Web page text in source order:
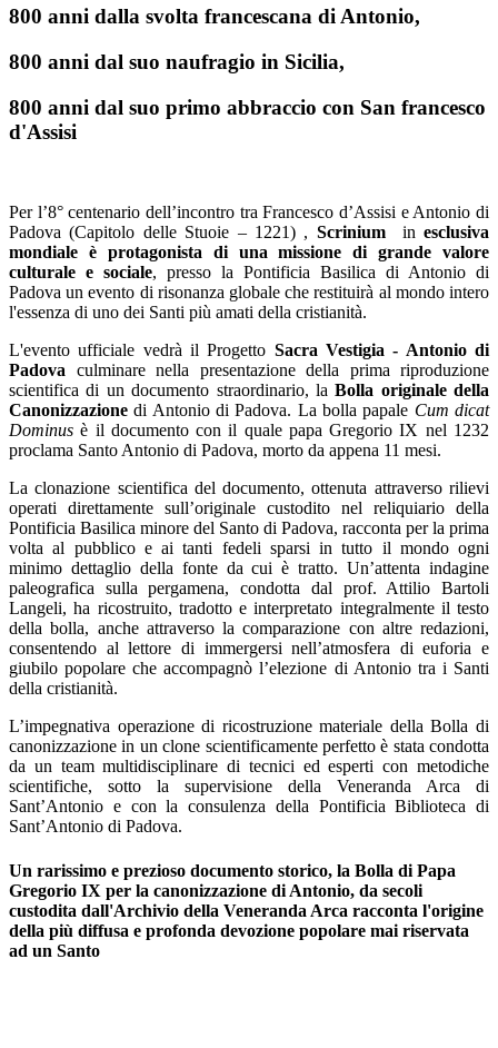
800 anni dalla svolta francescana di Antonio,
800 anni dal suo naufragio in Sicilia,
800 anni dal suo primo abbraccio con San francesco
d'Assisi
Per l’8° centenario dell’incontro tra Francesco d’Assisi e Antonio di
Padova (Capitolo delle Stuoie – 1221) , Scrinium inesclusiva
mondiale è protagonista di una missione di grande valore
culturale e sociale, presso la Pontificia Basilica di Antonio di
Padova un evento di risonanza globale che restituirà al mondo intero
l'essenza di uno dei Santi più amati della cristianità.
L'evento ufficiale vedrà il Progetto Sacra Vestigia - Antonio di
Padova culminare nella presentazione della prima riproduzione
scientifica di un documento straordinario, la Bolla originale della
Canonizzazione di Antonio di Padova. La bolla papale Cum dicat
Dominus è il documento con il quale papa Gregorio IX nel 1232
proclama Santo Antonio di Padova, morto da appena 11 mesi.
La clonazione scientifica del documento, ottenuta attraverso rilievi
operati direttamente sull’originale custodito nel reliquiario della
Pontificia Basilica minore del Santo di Padova, racconta per la prima
volta al pubblico e ai tanti fedeli sparsi in tutto il mondo ogni
minimo dettaglio della fonte da cui è tratto. Un’attenta indagine
paleografica sulla pergamena, condotta dal prof. Attilio Bartoli
Langeli, ha ricostruito, tradotto e interpretato integralmente il testo
della bolla, anche attraverso la comparazione con altre redazioni,
consentendo al lettore di immergersi nell’atmosfera di euforia e
giubilo popolare che accompagnò l’elezione di Antonio tra i Santi
della cristianità.
L’impegnativa operazione di ricostruzione materiale della Bolla di
canonizzazione in un clone scientificamente perfetto è stata condotta
da un team multidisciplinare di tecnici ed esperti con metodiche
scientifiche, sotto la supervisione della Veneranda Arca di
Sant’Antonio e con la consulenza della Pontificia Biblioteca di
Sant’Antonio di Padova.
Un rarissimo e prezioso documento storico, la Bolla di Papa
Gregorio IX per la canonizzazione di Antonio, da secoli
custodita dall'Archivio della Veneranda Arca racconta l'origine
della più diffusa e profonda devozione popolare mai riservata
ad un Santo